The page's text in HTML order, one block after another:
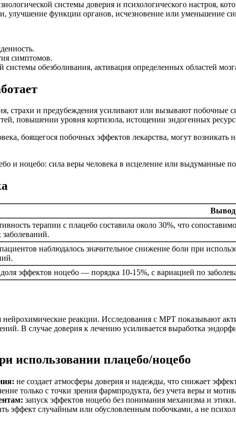
системы доверия и психологического настроя,
улучшение функции органов, исчезновение или уменьшение
симптомов.
системы обезболивания, активация определенных областей
страхи и предубеждения усиливают или вызывают побочные
повышении уровня кортизола, истощении эндогенных
боящегося побочных эффектов лекарства, могут
Вывод
терапии с плацебо составила около 30%, что
наблюдалось значительное снижение боли при
эффектов ноцебо — порядка 10-15%, с вариацией по
реакции. Исследования с МРТ показывают
В случае доверия к лечению усиливается выработка
использовании плацебо/ноцебо
не создает атмосферы доверия и надежды, что снижает
только с точки зрения фармпродукта, без учета веры и
запуск эффектов ноцебо без понимания механизма и этики.
эффект случайным или обусловленным побочками, а не